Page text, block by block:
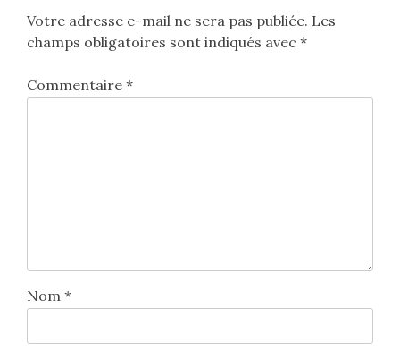
Votre adresse e-mail ne sera pas publiée. Les
champs obligatoires sont indiqués avec *
Commentaire *
Nom *